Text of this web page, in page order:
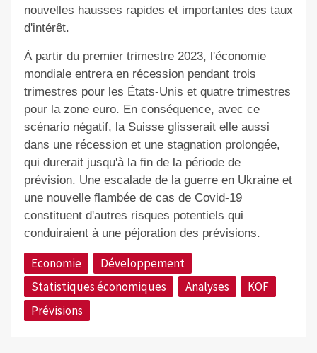
nouvelles hausses rapides et importantes des taux
d'intérêt.
À partir du premier trimestre 2023, l'économie
mondiale entrera en récession pendant trois
trimestres pour les États-​Unis et quatre trimestres
pour la zone euro. En conséquence, avec ce
scénario négatif, la Suisse glisserait elle aussi
dans une récession et une stagnation prolongée,
qui durerait jusqu'à la fin de la période de
prévision. Une escalade de la guerre en Ukraine et
une nouvelle flambée de cas de Covid-19
constituent d'autres risques potentiels qui
conduiraient à une péjoration des prévisions.
Economie
Développement
Statistiques économiques
Analyses
KOF
Prévisions